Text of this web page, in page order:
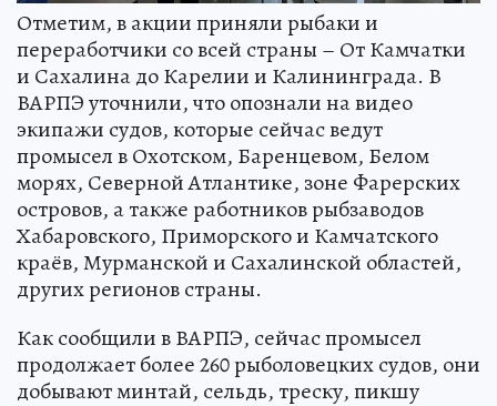
Отметим, в акции приняли рыбаки и
переработчики со всей страны – От Камчатки
и Сахалина до Карелии и Калининграда. В
ВАРПЭ уточнили, что опознали на видео
экипажи судов, которые сейчас ведут
промысел в Охотском, Баренцевом, Белом
морях, Северной Атлантике, зоне Фарерских
островов, а также работников рыбзаводов
Хабаровского, Приморского и Камчатского
краёв, Мурманской и Сахалинской областей,
других регионов страны.
Как сообщили в ВАРПЭ, сейчас промысел
продолжает более 260 рыболовецких судов, они
добывают минтай, сельдь, треску, пикшу